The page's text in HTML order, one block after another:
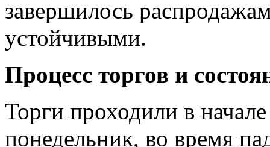
завершилось
устойчивыми.
Процесс торгов и
Торги проходили в
понедельник, во время